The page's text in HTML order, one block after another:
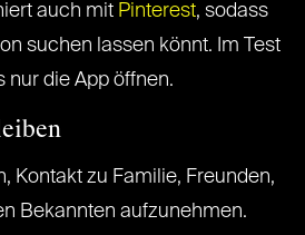
auch mit Pinterest, sodass
suchen lassen könnt. Im Test
nur die App öffnen.
Kontakt zu Familie, Freunden,
Bekannten aufzunehmen.